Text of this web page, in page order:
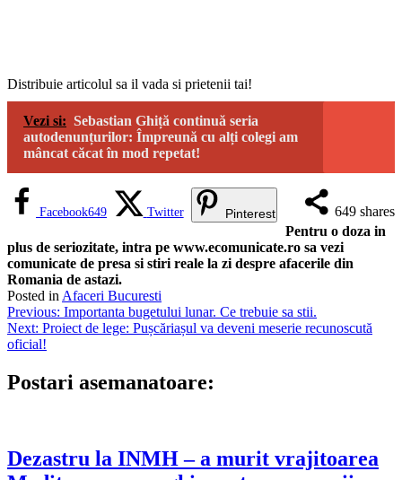
Distribuie articolul sa il vada si prietenii tai!
Vezi si: Sebastian Ghiță continuă seria
autodenunțurilor: Împreună cu alți colegi am
mâncat căcat în mod repetat!
649 shares
Facebook649 Twitter Pinterest
Pentru o doza in
plus de seriozitate, intra pe www.ecomunicate.ro sa vezi
comunicate de presa si stiri reale la zi despre afacerile din
Romania de astazi.
Posted in Afaceri Bucuresti
Navigare
în
Previous: Importanta bugetului lunar. Ce trebuie sa stii.
Next: Proiect de lege: Pușcăriașul va deveni meserie recunoscută
oficial!
Postari asemanatoare:
Dezastru la INMH – a murit vrajitoarea